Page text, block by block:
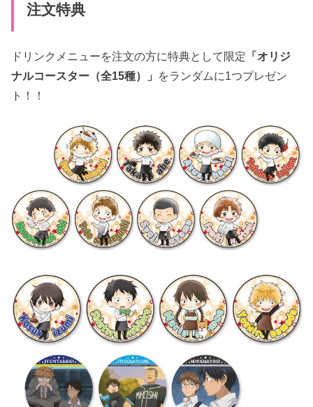
注文特典
ドリンクメニューを注文の方に特典として限定 「オリジ
ナルコースター（全15種）」 をランダムに1つプレゼン
ト！！